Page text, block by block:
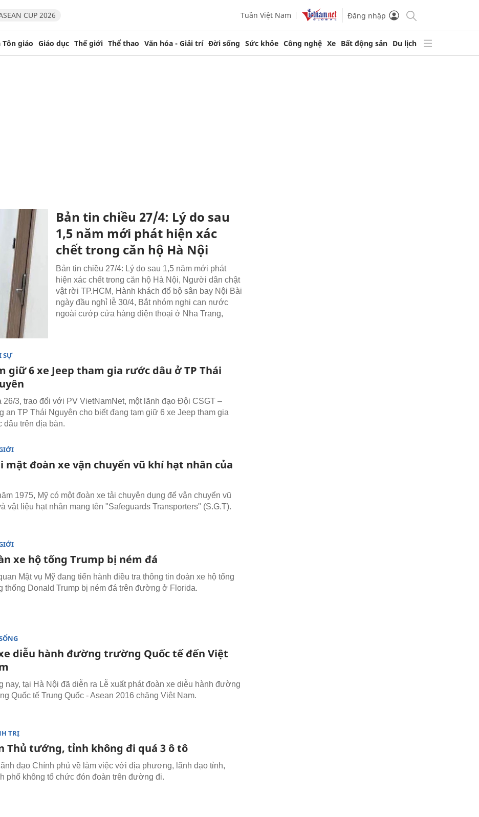
CUP 2026 Tuần Việt Nam Đăng nhập
Tôn giáo Giáo dục Thế giới Thể thao Văn hóa - Giải trí Đời sống Sức khỏe Công nghệ Xe Bất động sản Du lịch
Bản tin chiều 27/4: Lý do sau
1,5 năm mới phát hiện xác
chết trong căn hộ Hà Nội
Bản tin chiều 27/4: Lý do sau 1,5 năm mới phát
hiện xác chết trong căn hộ Hà Nội, Người dân chật
vật rời TP.HCM, Hành khách đổ bộ sân bay Nội Bài
ngày đầu nghỉ lễ 30/4, Bắt nhóm nghi can nước
ngoài cướp cửa hàng điện thoại ở Nha Trang,
SỰ
giữ 6 xe Jeep tham gia rước dâu ở TP Thái
26/3, trao đổi với PV VietNamNet, một lãnh đạo Đội CSGT –
an TP Thái Nguyên cho biết đang tạm giữ 6 xe Jeep tham gia
dâu trên địa bàn.
mật đoàn xe vận chuyển vũ khí hạt nhân của
1975, Mỹ có một đoàn xe tải chuyên dụng để vận chuyển vũ
vật liệu hạt nhân mang tên "Safeguards Transporters" (S.G.T).
xe hộ tống Trump bị ném đá
Mật vụ Mỹ đang tiến hành điều tra thông tin đoàn xe hộ tống
thống Donald Trump bị ném đá trên đường ở Florida.
diễu hành đường trường Quốc tế đến Việt
nay, tại Hà Nội đã diễn ra Lễ xuất phát đoàn xe diễu hành đường
Quốc tế Trung Quốc - Asean 2016 chặng Việt Nam.
TRỊ
Thủ tướng, tỉnh không đi quá 3 ô tô
đạo Chính phủ về làm việc với địa phương, lãnh đạo tỉnh,
phố không tổ chức đón đoàn trên đường đi.